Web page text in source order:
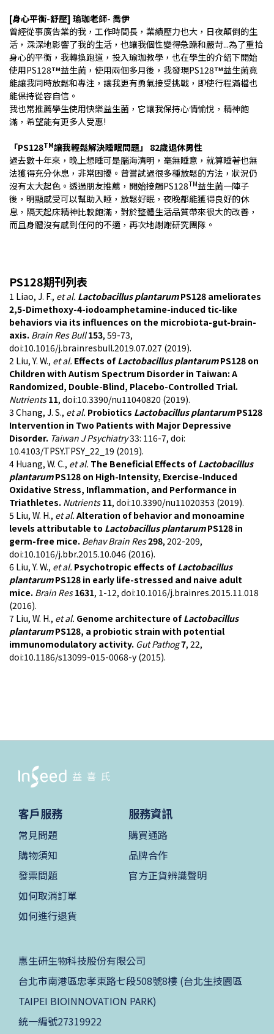
[身心平衡-舒壓] 瑜珈老師- 喬伊
曾經從事廣告業的我，工作時間長，業績壓力也大，日夜顛倒的生
活，深深地影響了我的生活，也讓我個性變得急躁和嚴苛...為了重拾
身心的平衡，我轉換跑道，投入瑜珈教學，也在學生的介紹下開始
使用PS128TM益生菌，使用兩個多月後，我發現PS128TM益生菌竟
能讓我同時放鬆和專注，讓我更有勇氣接受挑戰，即使行程滿檔也
能保持從容自信。
我也常推薦學生使用快樂益生菌，它讓我保持心情愉悅，精神飽
滿，希望能有更多人受惠!
「PS128TM讓我輕鬆解決睡眠問題」 82歲退休男性
過去數十年來，晚上想睡可是腦海清明，毫無睡意，就算睡著也無
法獲得充分休息，非常困擾。曾嘗試過很多種放鬆的方法，狀況仍
沒有太大起色。透過朋友推薦，開始接觸PS128TM益生菌一陣子
後，明顯感受可以幫助入睡，放鬆好眠，夜晚都能獲得良好的休
息，隔天起床精神比較飽滿，對於整體生活品質帶來很大的改善，
而且身體沒有感到任何的不適，再次地謝謝研究團隊。
PS128期刊列表
1 Liao, J. F., et al. Lactobacillus plantarumPS128 ameliorates
2,5-Dimethoxy-4-iodoamphetamine-induced tic-like
behaviors via its influences on the microbiota-gut-brain-
axis. Brain Res Bull 153, 59-73,
doi:10.1016/j.brainresbull.2019.07.027 (2019).
2 Liu, Y. W., et al. Effects of Lactobacillus plantarumPS128 on
Children with Autism Spectrum Disorder in Taiwan: A
Randomized, Double-Blind, Placebo-Controlled Trial.
Nutrients 11, doi:10.3390/nu11040820 (2019).
3 Chang, J. S., et al. Probiotics Lactobacillus plantarumPS128
Intervention in Two Patients with Major Depressive
Disorder. Taiwan J Psychiatry33: 116-7, doi:
10.4103/TPSY.TPSY_22_19 (2019).
4 Huang, W. C., et al. The Beneficial Effects of Lactobacillus
plantarumPS128 on High-Intensity, Exercise-Induced
Oxidative Stress, Inflammation, and Performance in
Triathletes. Nutrients 11, doi:10.3390/nu11020353 (2019).
5 Liu, W. H., et al. Alteration of behavior and monoamine
levels attributable to Lactobacillus plantarumPS128 in
germ-free mice. Behav Brain Res298, 202-209,
doi:10.1016/j.bbr.2015.10.046 (2016).
6 Liu, Y. W., et al. Psychotropic effects of Lactobacillus
plantarumPS128 in early life-stressed and naive adult
mice. Brain Res 1631, 1-12, doi:10.1016/j.brainres.2015.11.018
(2016).
7 Liu, W. H., et al. Genome architecture of Lactobacillus
plantarumPS128, a probiotic strain with potential
immunomodulatory activity. Gut Pathog7, 22,
doi:10.1186/s13099-015-0068-y (2015).
客戶服務
常見問題
購物須知
發票問題
如何取消訂單
如何進行退貨
服務資訊
購買通路
品牌合作
官方正貨辨識聲明
惠生研生物科技股份有限公司
台北市南港區忠孝東路七段508號8樓 (台北生技園區
TAIPEI BIOINNOVATION PARK)
統一編號27319922